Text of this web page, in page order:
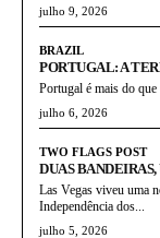
julho 9, 2026
BRAZIL
PORTUGAL: A
Portugal é mais do
julho 6, 2026
TWO FLAGS POST
DUAS
Las Vegas viveu uma
Independência dos...
julho 5, 2026